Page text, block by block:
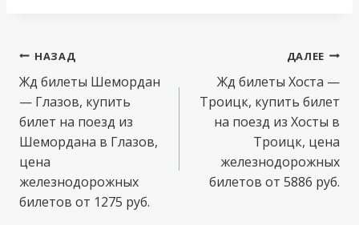
Навигация
по
записям
НАЗАД
Жд билеты Шемордан
— Глазов, купить
билет на поезд из
Шемордана в Глазов,
цена
железнодорожных
билетов от 1275 руб.
ДАЛЕЕ
Жд билеты Хоста —
Троицк, купить билет
на поезд из Хосты в
Троицк, цена
железнодорожных
билетов от 5886 руб.